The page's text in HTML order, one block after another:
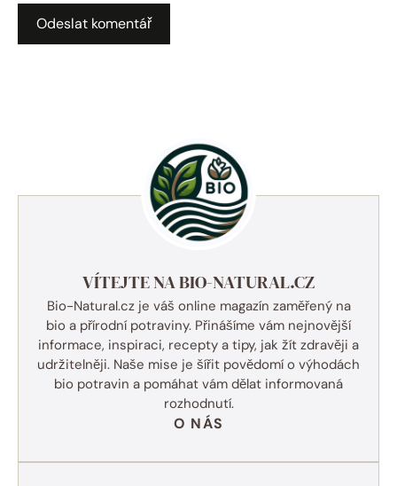
VÍTEJTE NA BIO-NATURAL.CZ
Bio-Natural.cz je váš online magazín zaměřený na
bio a přírodní potraviny. Přinášíme vám nejnovější
informace, inspiraci, recepty a tipy, jak žít zdravěji a
udržitelněji. Naše mise je šířit povědomí o výhodách
bio potravin a pomáhat vám dělat informovaná
rozhodnutí.
O NÁS